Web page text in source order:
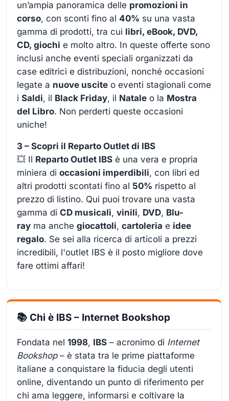
un’ampia panoramica delle promozioni in
corso, con sconti fino al 40% su una vasta
gamma di prodotti, tra cui libri, eBook, DVD,
CD, giochi e molto altro. In queste offerte sono
inclusi anche eventi speciali organizzati da
case editrici e distribuzioni, nonché occasioni
legate a nuove uscite o eventi stagionali come
i Saldi, il Black Friday, il Natale o la Mostra
del Libro. Non perderti queste occasioni
uniche!
3 – Scopri il Reparto Outlet di IBS
💥 Il Reparto Outlet IBS è una vera e propria
miniera di occasioni imperdibili, con libri ed
altri prodotti scontati fino al 50% rispetto al
prezzo di listino. Qui puoi trovare una vasta
gamma di CD musicali, vinili, DVD, Blu-
ray ma anche giocattoli, cartoleria e idee
regalo. Se sei alla ricerca di articoli a prezzi
incredibili, l'outlet IBS è il posto migliore dove
fare ottimi affari!
📚 Chi è IBS – Internet Bookshop
Fondata nel 1998, IBS – acronimo di Internet
Bookshop– è stata tra le prime piattaforme
italiane a conquistare la fiducia degli utenti
online, diventando un punto di riferimento per
chi ama leggere, informarsi e coltivare la